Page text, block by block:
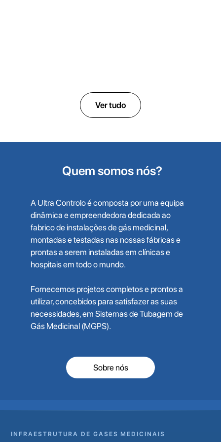
Ver tudo
Quem somos nós?
A Ultra Controlo é composta por uma equipa
dinâmica e empreendedora dedicada ao
fabrico de instalações de gás medicinal,
montadas e testadas nas nossas fábricas e
prontas a serem instaladas em clínicas e
hospitais em todo o mundo.
Fornecemos projetos completos e prontos a
utilizar, concebidos para satisfazer as suas
necessidades, em Sistemas de Tubagem de
Gás Medicinal (MGPS).
Sobre nós
INFRAESTRUTURA DE GASES MEDICINAIS